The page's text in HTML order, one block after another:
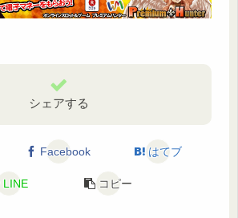
シェアする
Facebook はてブ
LINE コピー